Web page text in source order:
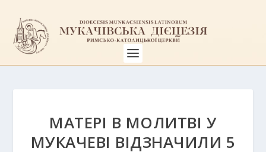
МАТЕРІ В МОЛИТВІ У
МУКАЧЕВІ ВІДЗНАЧИЛИ 5